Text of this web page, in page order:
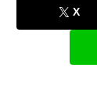
X